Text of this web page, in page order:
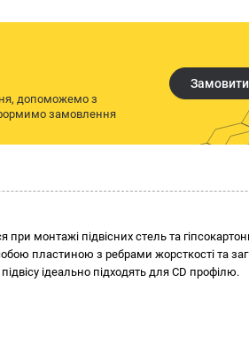
допоможемо з
замовлення
монтажі підвісних стель та
пластиною з ребрами жорсткості та
ідеально підходять для CD профілю.